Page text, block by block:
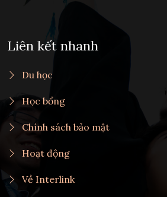
Liên kết nhanh
Du học
Học bổng
Chính sách bảo mật
Hoạt động
Về Interlink